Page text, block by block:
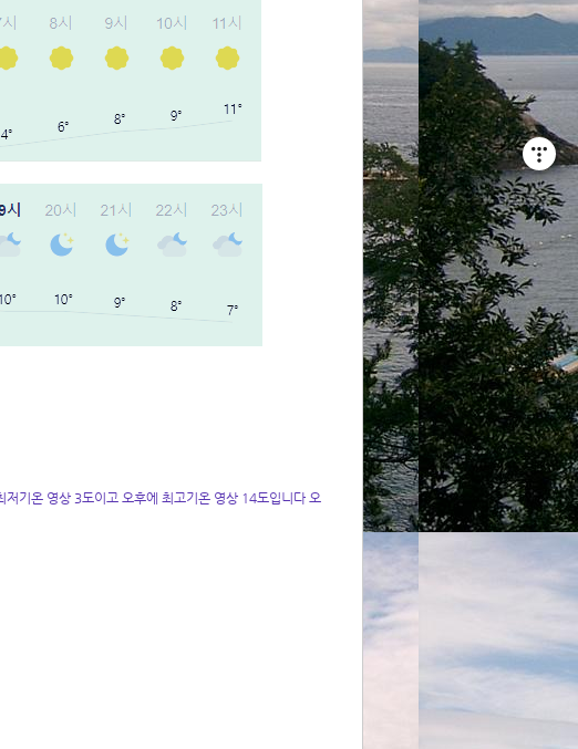
기온 영상 3도이고 오후에 최고기온 영상 14도입니다 오